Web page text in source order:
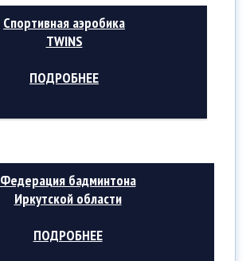
Спортивная аэробика
TWINS
ПОДРОБНЕЕ
Федерация бадминтона
Иркутской области
ПОДРОБНЕЕ